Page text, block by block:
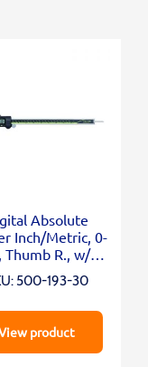
Absolute
Inch/Metric, 0-
Thumb R., w/o
Outp.
500-193-30
product